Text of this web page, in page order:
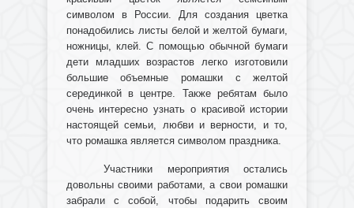
символом в России. Для создания цветка
понадобились листы белой и желтой бумаги,
ножницы, клей. С помощью обычной бумаги
дети младших возрастов легко изготовили
большие объемные ромашки с желтой
серединкой в центре. Также ребятам было
очень интересно узнать о красивой истории
настоящей семьи, любви и верности, и то,
что ромашка является символом праздника.
Участники мероприятия остались
довольны своими работами, а свои ромашки
забрали с собой, чтобы подарить своим